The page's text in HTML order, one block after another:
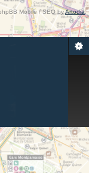
Mobile / SEO byArtodia.